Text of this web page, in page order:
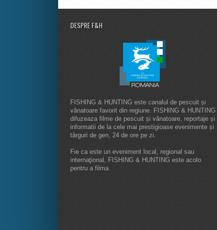
DESPRE F&H
FISHING & HUNTING este canalul de pescuit și
vânatoare favorit din regiune. FISHING & HUNTING
difuzeaza filme de pescuit și vânatoare, reportaje și
informatii de la cele mai prestigioase evenimente și
târguri de gen, 24 de ore pe zi.
Fie ca este un eveniment local, regional sau
internaţional, FISHING & HUNTING este acolo
pentru a filma.